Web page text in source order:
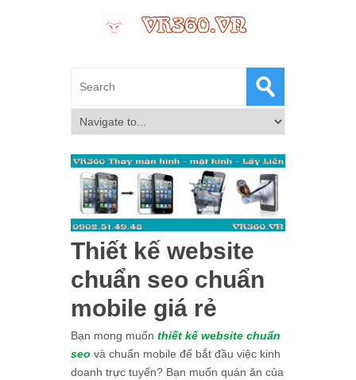
Thiết kế website
chuẩn seo chuẩn
mobile giá rẻ
Bạn mong muốn thiết kế website chuẩn
seo và chuẩn mobile để bắt đầu việc kinh
doanh trực tuyến? Bạn muốn quán ăn của